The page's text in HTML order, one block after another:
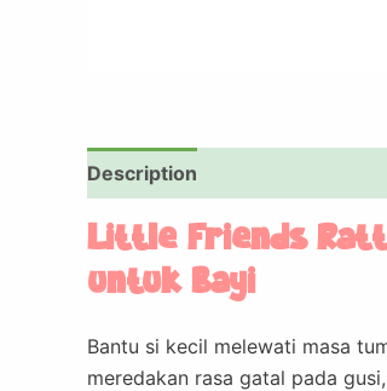
Description
Little Friends
untuk Bayi
Bantu si kecil melewati masa
meredakan rasa gatal pada